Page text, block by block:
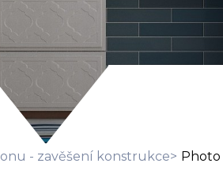
- zavěšení konstrukce Photo